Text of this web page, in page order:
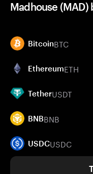
Madhouse
BitcoinBTC
EthereumETH
TetherUSDT
BNBBNB
USDCUSDC